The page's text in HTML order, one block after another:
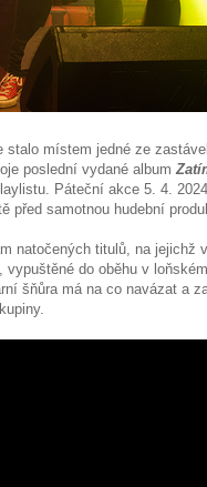
stalo místem jedné ze
poslední vydané album
Páteční akce 5. 4.
před samotnou hudební
natočených titulů, na jejichž
do oběhu v
šňůra má na co navázat a